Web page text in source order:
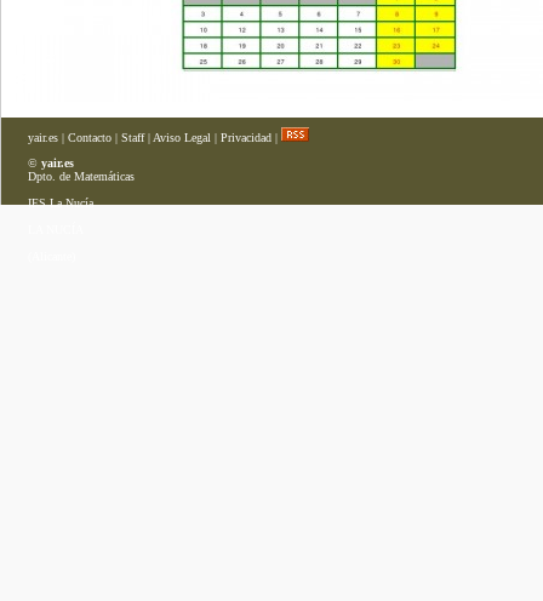
yair.es | Contacto | Staff| Aviso Legal | Privacidad |
© yair.es
Dpto. de Matemáticas
IES La Nucía